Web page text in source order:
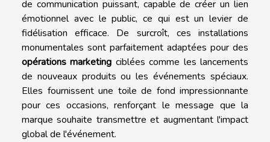
de communication puissant, capable de créer un lien
émotionnel avec le public, ce qui est un levier de
fidélisation efficace. De surcroît, ces installations
monumentales sont parfaitement adaptées pour des
opérations marketing ciblées comme les lancements
de nouveaux produits ou les événements spéciaux.
Elles fournissent une toile de fond impressionnante
pour ces occasions, renforçant le message que la
marque souhaite transmettre et augmentant l'impact
global de l'événement.